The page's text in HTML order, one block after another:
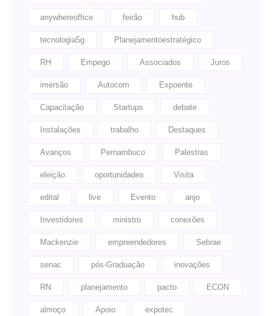
anywhereoffice feirão hub
tecnologia5g Planejamentoestratégico
RH Empego Associados Juros
imersão Autocom Expoente
Capacitação Startups debate
Instalações trabalho Destaques
Avanços Pernambuco Palestras
eleição oportunidades Visita
edital live Evento anjo
Investidores ministro conexões
Mackenzie empreendedores Sebrae
senac pós-Graduação inovações
RN planejamento pacto ECON
almoço Apoio expotec